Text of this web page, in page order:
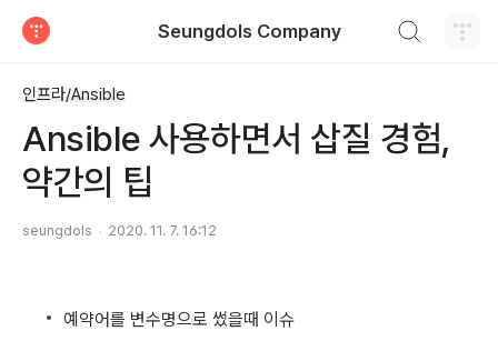
Seungdols Company
인프라/Ansible
Ansible 사용하면서 삽질 경험,
약간의 팁
seungdols 2020. 11. 7. 16:12
예약어를 변수명으로 썼을때 이슈